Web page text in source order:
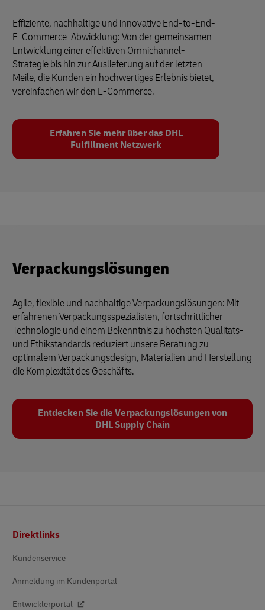
Effiziente, nachhaltige und innovative End-to-End-
E-Commerce-Abwicklung: Von der gemeinsamen
Entwicklung einer effektiven Omnichannel-
Strategie bis hin zur Auslieferung auf der letzten
Meile, die Kunden ein hochwertiges Erlebnis bietet,
vereinfachen wir den E-Commerce.
Erfahren Sie mehr über das DHL
Fulfillment Netzwerk
Verpackungslösungen
Agile, flexible und nachhaltige Verpackungslösungen: Mit
erfahrenen Verpackungsspezialisten, fortschrittlicher
Technologie und einem Bekenntnis zu höchsten Qualitäts-
und Ethikstandards reduziert unsere Beratung zu
optimalem Verpackungsdesign, Materialien und Herstellung
die Komplexität des Geschäfts.
Entdecken Sie die Verpackungslösungen von
DHL Supply Chain
Direktlinks
Kundenservice
Anmeldung im Kundenportal
Entwicklerportal